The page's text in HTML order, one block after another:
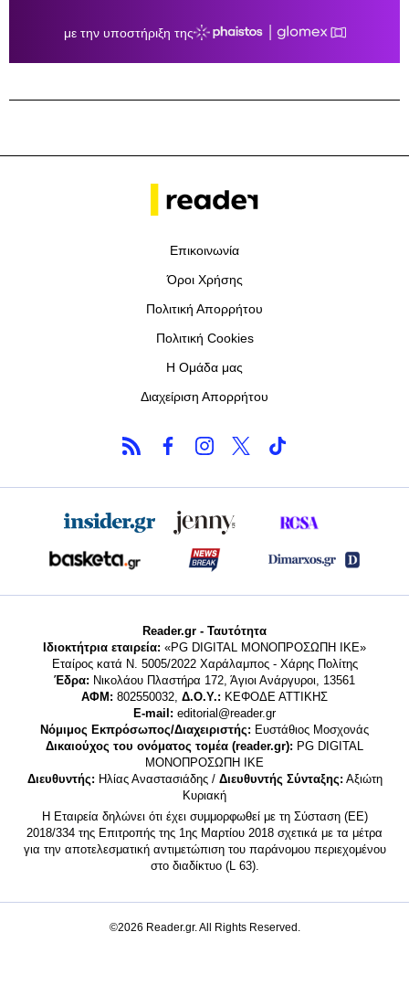
Επικοινωνία
Όροι Χρήσης
Πολιτική Απορρήτου
Πολιτική Cookies
Η Ομάδα μας
Διαχείριση Απορρήτου
Reader.gr - Ταυτότητα
Ιδιοκτήτρια εταιρεία: «PG DIGITAL MONΟΠΡΟΣΩΠΗ ΙΚΕ»
Εταίρος κατά Ν. 5005/2022 Χαράλαμπος - Χάρης Πολίτης
Έδρα: Νικολάου Πλαστήρα 172, Άγιοι Ανάργυροι, 13561
ΑΦΜ: 802550032, Δ.Ο.Υ.: ΚΕΦΟΔΕ ΑΤΤΙΚΗΣ
E-mail: editorial@reader.gr
Νόμιμος Εκπρόσωπος/Διαχειριστής: Ευστάθιος Μοσχονάς
Δικαιούχος του ονόματος τομέα (reader.gr): PG DIGITAL
MONΟΠΡΟΣΩΠΗ ΙΚΕ
Διευθυντής: Ηλίας Αναστασιάδης / Διευθυντής Σύνταξης: Αξιώτη
Κυριακή
Η Εταιρεία δηλώνει ότι έχει συμμορφωθεί με τη Σύσταση (ΕΕ)
2018/334 της Επιτροπής της 1ης Μαρτίου 2018 σχετικά με τα μέτρα
για την αποτελεσματική αντιμετώπιση του παράνομου περιεχομένου
στο διαδίκτυο (L 63).
©2026 Reader.gr. All Rights Reserved.